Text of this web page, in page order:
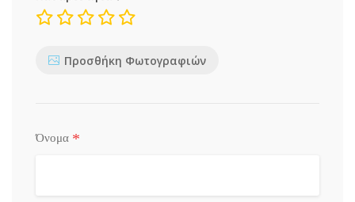
Προσθήκη Φωτογραφιών
Όνομα *